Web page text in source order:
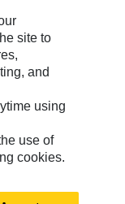
droits réservés
site to
and
using
use of
cookies.